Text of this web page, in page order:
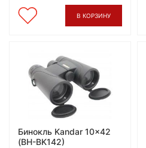
В КОРЗИНУ
Бинокль Kandar 10x42
(BH-BK142)